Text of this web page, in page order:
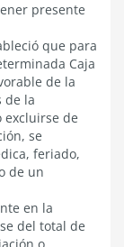
presente
que para
Caja
de la
de la
de
se
feriado,
de un
en la
del total de